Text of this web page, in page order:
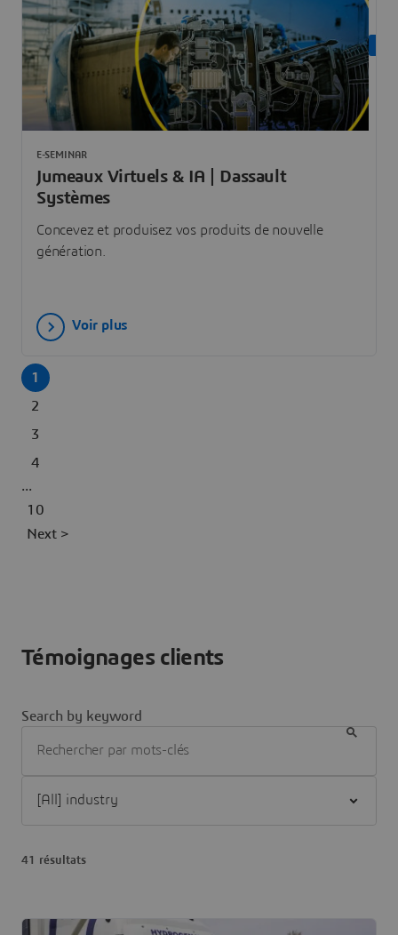
Jumeaux Virtuels & IA | Dassault
Systèmes
Concevez et produisez vos produits de nouvelle
génération.
E-SEMINAR
Voir plus
1
2
3
4
...
10
Next >
Témoignages clients
Search by keyword
41 résultats